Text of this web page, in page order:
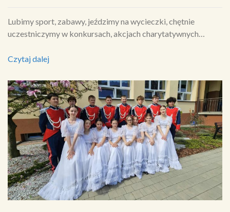
Lubimy sport, zabawy, jeździmy na wycieczki, chętnie
uczestniczymy w konkursach, akcjach charytatywnych…
Czytaj dalej